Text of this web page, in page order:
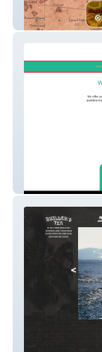
Card Voyage